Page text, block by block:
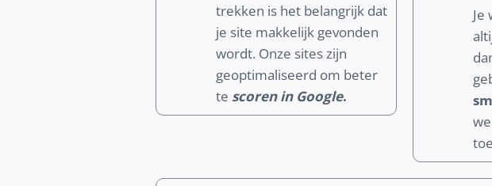
trekken is het belangrijk dat
je site makkelijk gevonden
wordt. Onze sites zijn
geoptimaliseerd om beter
te scoren in Google.
Je